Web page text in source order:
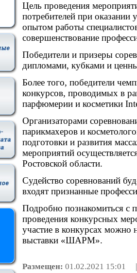
Цель проведения
потребителей при
опытом работы
совершенствование
Победители и призеры
дипломами, кубками и
Более того, победители
конкурсов, проводимых в
парфюмерии и косметики
Организаторами
парикмахеров и
подготовки и развития
мероприятий
Ростовской области.
Судейство соревнований
входят признанные
Подробно познакомиться с
проведения конкурсных
участие в конкурсах можно
выставки «ШАРМ».
Размещен: 01.02.2021